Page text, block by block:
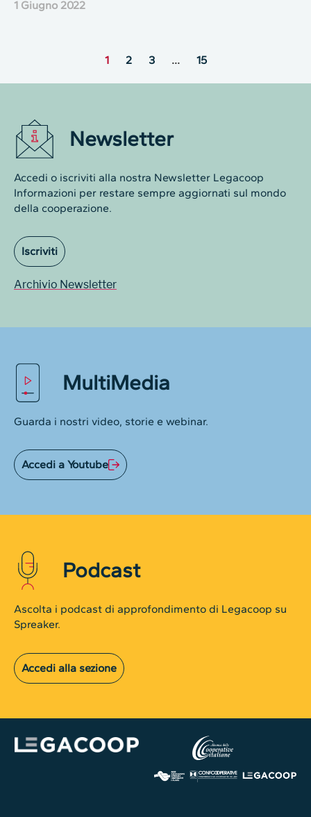
1 Giugno 2022
1 2 3 … 15
Newsletter
Accedi o iscriviti alla nostra Newsletter Legacoop
Informazioni per restare sempre aggiornati sul mondo
della cooperazione.
Iscriviti
Archivio Newsletter
MultiMedia
Guarda i nostri video, storie e webinar.
Accedi a Youtube
Podcast
Ascolta i podcast di approfondimento di Legacoop su
Spreaker.
Accedi alla sezione